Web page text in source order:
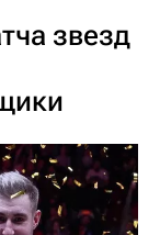
звезд